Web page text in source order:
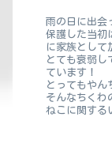
雨の日に出会
保護した当初
に家族として
とても衰弱し
ています！
とってもやん
そんなちくわ
ねこに関する